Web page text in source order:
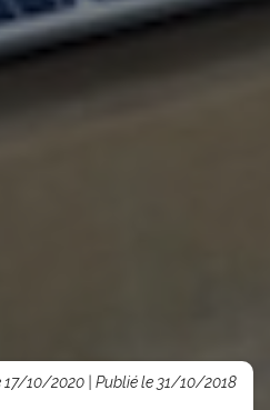
17/10/2020 | Publié le 31/10/2018